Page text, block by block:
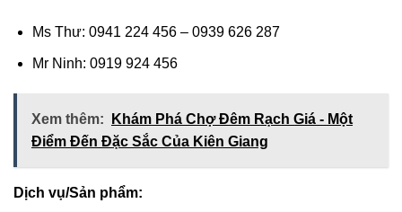
Ms Thư: 0941 224 456 – 0939 626 287
Mr Ninh: 0919 924 456
Xem thêm:
Khám Phá Chợ Đêm Rạch Giá - Một
Điểm Đến Đặc Sắc Của Kiên Giang
Dịch vụ/Sản phẩm: